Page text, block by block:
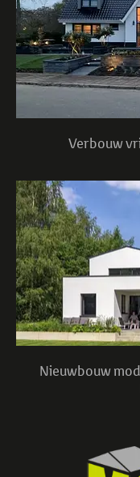
Verbouw
Nieuwbouw